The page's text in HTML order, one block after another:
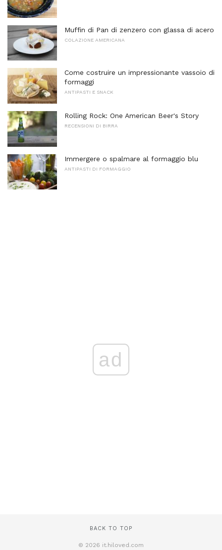
Muffin di Pan di zenzero con glassa di acero
COLAZIONE AMERICANA
Come costruire un impressionante vassoio di
formaggi
ANTIPASTI E SNACK
Rolling Rock: One American Beer's Story
RECENSIONI DI BIRRA
Immergere o spalmare al formaggio blu
ANTIPASTI DI FORMAGGIO
ad
BACK TO TOP
© 2026 it.hiloved.com